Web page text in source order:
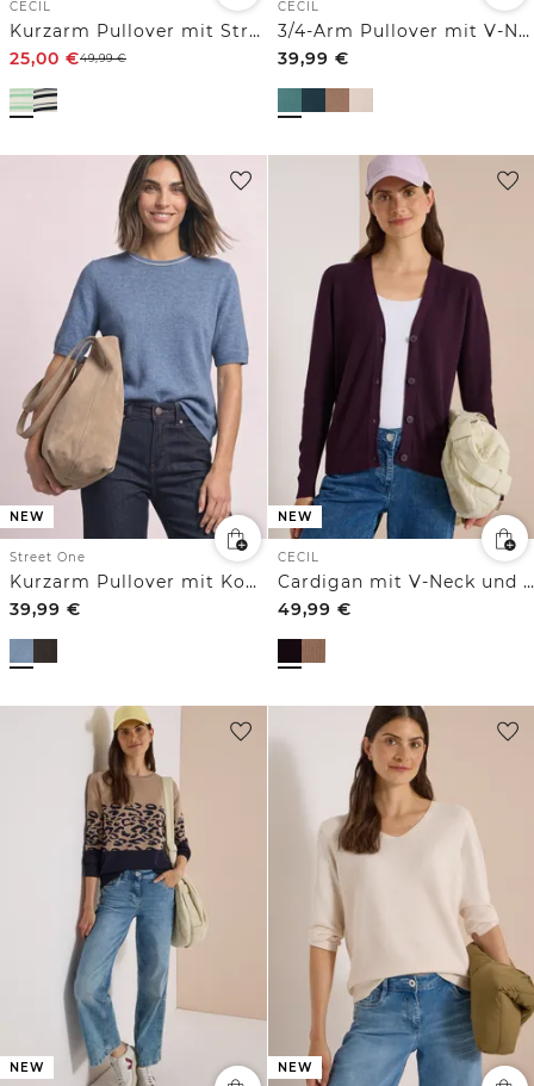
CECIL
Kurzarm Pullover mit Streifen
25,00 €49,99€
CECIL
3/4-Arm Pullover mit V-Neck und Strukturfront
39,99 €
NEW
Street One
Kurzarm Pullover mit Kontrastdetail
39,99 €
NEW
CECIL
Cardigan mit V-Neck und Struktur
49,99 €
NEW NEW